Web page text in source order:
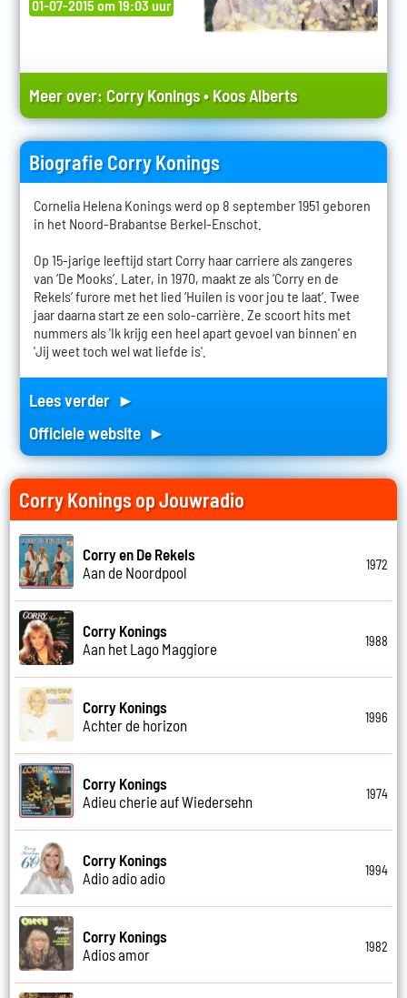
01-07-2015 om 19:03 uur
Meer over: Corry Konings•Koos Alberts
Biografie Corry Konings
Cornelia Helena Konings werd op 8 september 1951 geboren
in het Noord-Brabantse Berkel-Enschot.
Op 15-jarige leeftijd start Corry haar carriere als zangeres
van ‘De Mooks’. Later, in 1970, maakt ze als ‘Corry en de
Rekels’ furore met het lied ‘Huilen is voor jou te laat’. Twee
jaar daarna start ze een solo-carrière. Ze scoort hits met
nummers als 'Ik krijg een heel apart gevoel van binnen' en
'Jij weet toch wel wat liefde is'.
Lees verder ►
Officiele website ►
Corry Konings op Jouwradio
Corry en De Rekels
Aan de Noordpool
1972
Corry Konings
Aan het Lago Maggiore
1988
Corry Konings
Achter de horizon
1996
Corry Konings
Adieu cherie auf Wiedersehn
1974
Corry Konings
Adio adio adio
1994
Corry Konings
Adios amor
1982